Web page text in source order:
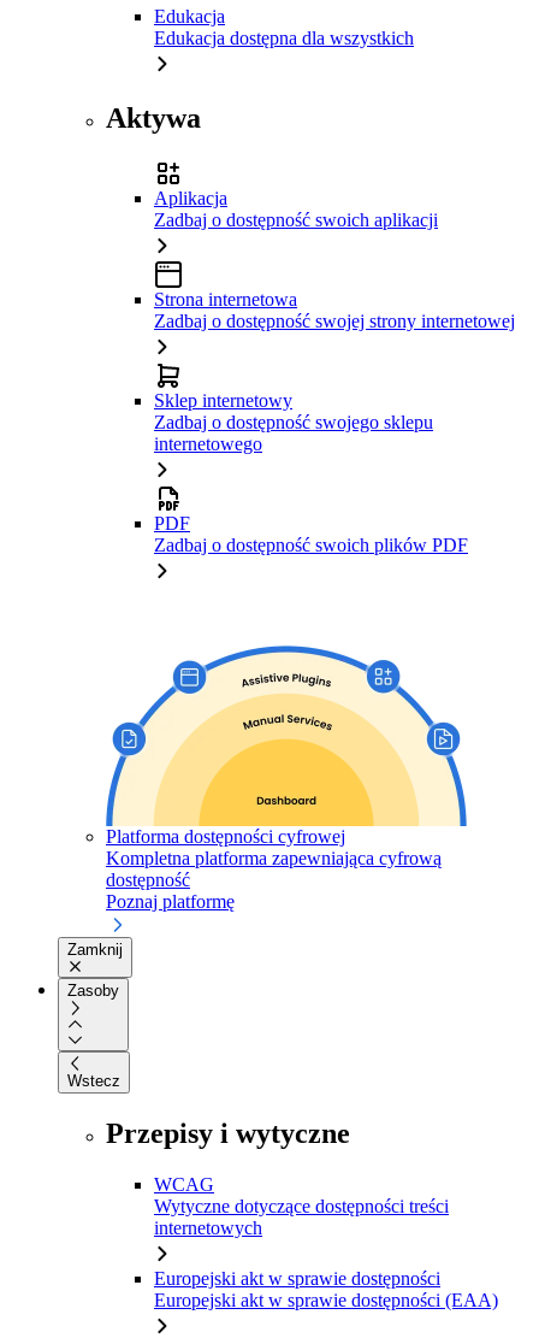
Edukacja
Edukacja dostępna dla wszystkich
Aktywa
Aplikacja
Zadbaj o dostępność swoich aplikacji
Strona internetowa
Zadbaj o dostępność swojej strony internetowej
Sklep internetowy
Zadbaj o dostępność swojego sklepu
internetowego
PDF
Zadbaj o dostępność swoich plików PDF
Platforma dostępności cyfrowej
Kompletna platforma zapewniająca cyfrową
dostępność
Poznaj platformę
Zamknij
Zasoby
Wstecz
Przepisy i wytyczne
WCAG
Wytyczne dotyczące dostępności treści
internetowych
Europejski akt w sprawie dostępności
Europejski akt w sprawie dostępności (EAA)